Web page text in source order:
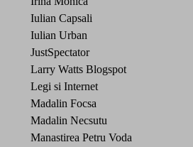
Iulian Capsali
Iulian Urban
JustSpectator
Larry Watts Blogspot
Legi si Internet
Madalin Focsa
Madalin Necsutu
Manastirea Petru Voda